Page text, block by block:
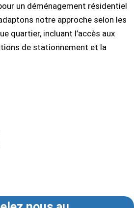
un déménagement résidentiel
notre approche selon les
quartier, incluant l’accès aux
de stationnement et la